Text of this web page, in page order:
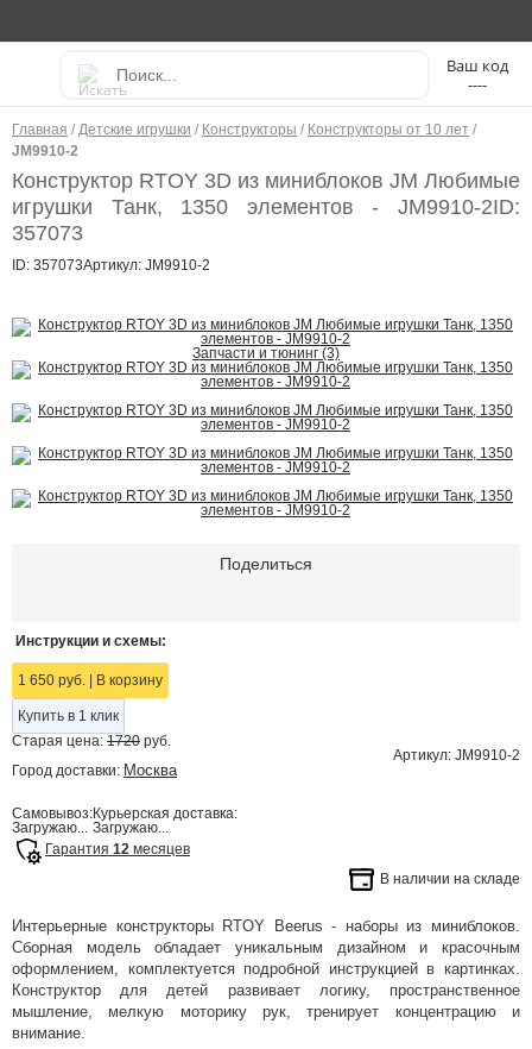
----
Главная / Детские игрушки / Конструкторы / Конструкторы от 10 лет /
JM9910-2
Конструктор RTOY 3D из миниблоков JM Любимые
игрушки Танк, 1350 элементов - JM9910-2ID:
357073
ID: 357073Артикул: JM9910-2
Запчасти и тюнинг (3)
Поделиться
Инструкции и схемы:
1 650 руб. В корзину
Купить в 1 клик
Старая цена: 1720 руб.
Артикул: JM9910-2
Город доставки: Москва
Самовывоз:
Загружаю...
Курьерская доставка:
Загружаю...
Гарантия 12 месяцев
В наличии на складе
Интерьерные конструкторы RTOY Beerus - наборы из миниблоков.
Сборная модель обладает уникальным дизайном и красочным
оформлением, комплектуется подробной инструкцией в картинках.
Конструктор для детей развивает логику, пространственное
мышление, мелкую моторику рук, тренирует концентрацию и
внимание.